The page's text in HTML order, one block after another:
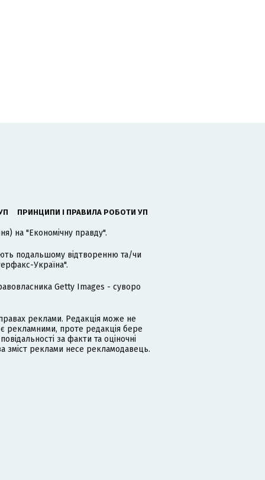
ПРИНЦИПИ І ПРАВИЛА РОБОТИ УП
на "Економічну правду".
подальшому відтворенню та/чи
Україна".
Getty Images - суворо
реклами. Редакція може не
рекламними, проте редакція бере
за факти та оціночні
зміст реклами несе рекламодавець.